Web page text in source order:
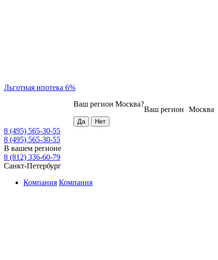
Льготная ипотека 6%
Москва
Ваш регион
Ваш регион Москва?
8 (495) 565-30-55
8 (495) 565-30-55
В вашем регионе
8 (812) 336-60-79
Санкт-Петербург
Компания Компания